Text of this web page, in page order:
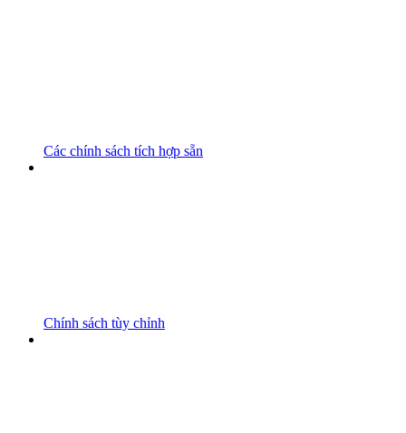
Các chính sách tích hợp sẵn
Chính sách tùy chỉnh